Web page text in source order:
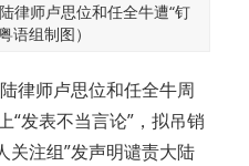
律师卢思位和任全牛遭“钉
语组制图）
律师卢思位和任全牛周
“发表不当言论”，拟吊销
关注组”发声明谴责大陆